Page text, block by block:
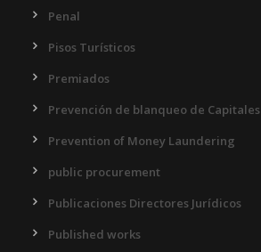
Penal
Pisos Turísticos
Premiados
Prevención de blanqueo de Capitales
Prevention of Money Laundering
public procurement
Publicaciones Directores Jurídicos
Published works